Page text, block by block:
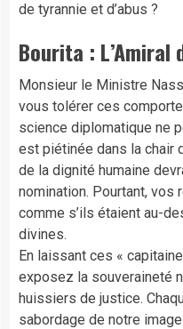
de tyrannie et d’abus ?
Bourita :
​Monsieur le Ministre
vous tolérer ces
science diplomatique ne
est piétinée dans la chair
de la dignité humaine
nomination. Pourtant,
comme s’ils étaient au-
divines.
​En laissant ces «
exposez la souveraineté
huissiers de justice.
sabordage de notre